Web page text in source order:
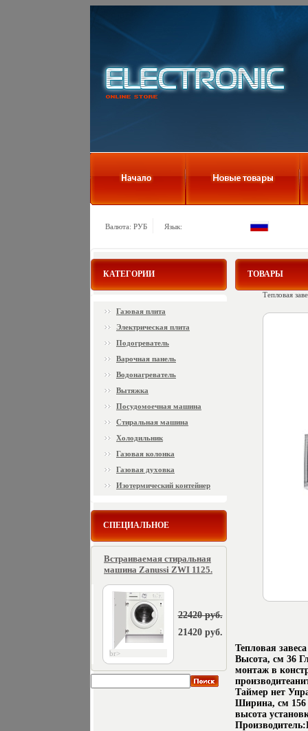
Валюта: РУБ Язык:
КАТЕГОРИИ
Газовая плита
Электрическая плита
Подогреватель
Варочная панель
Водонагреватель
Вытяжка
Посудомоечная машина
Стиральная машина
Холодильник
Газовая колонка
Газовая духовка
Изотермический контейнер
СПЕЦИАЛЬНОЕ
Встраиваемая стиральная
машина Zanussi ZWI 1125.
br>
22420 руб.
21420 руб.
ТОВАРЫ
Тепловая
Тепловая
Высота, см 36
монтаж в
Таймер нет
Ширина, см 156
высота